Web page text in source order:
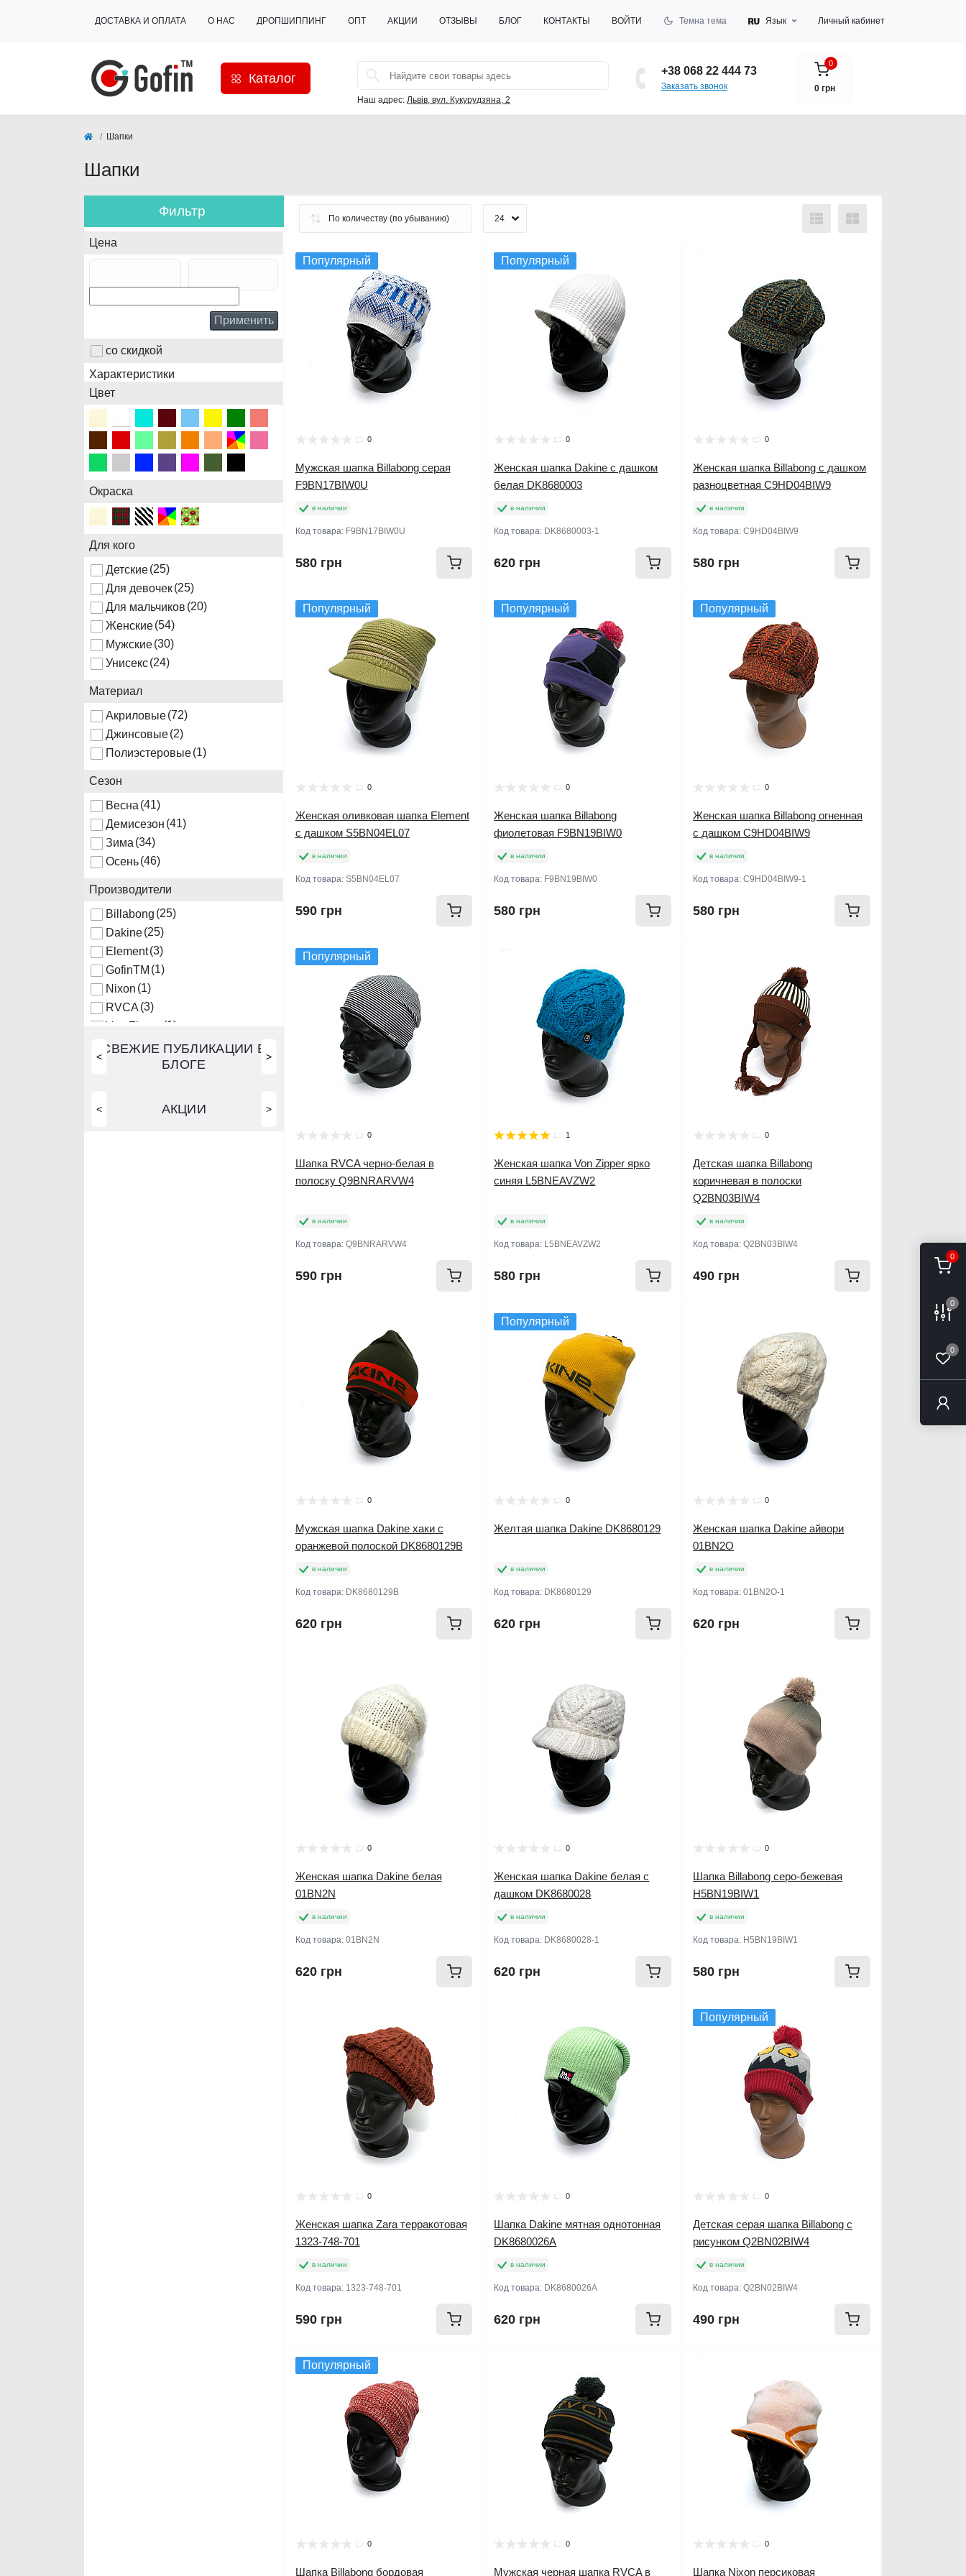
0
0
0
ДОСТАВКА И ОПЛАТА О НАС ДРОПШИППИНГ ОПТ АКЦИИ ОТЗЫВЫ БЛОГ КОНТАКТЫ ВОЙТИ Темна тема Язык Личный кабинет
Каталог
Наш адрес: Львів, вул. Кукурудзяна, 2
+38 068 22 444 73
Заказать звонок
0
0 грн
Шапки
Шапки
Фильтр
Цена
Применить
со скидкой
Характеристики
Цвет
Окраска
Для кого
Детские(25)
Для девочек(25)
Для мальчиков (20)
Женские(54)
Мужские(30)
Унисекс(24)
Материал
Акриловые(72)
Джинсовые(2)
Полиэстеровые(1)
Сезон
Весна (41)
Демисезон (41)
Зима (34)
Осень(46)
Производители
Billabong (25)
Dakine(25)
Element(3)
GofinTM (1)
Nixon (1)
RVCA (3)
Von Zipper
(1)
Zara(16)
СВЕЖИЕ ПУБЛИКАЦИИ В
БЛОГЕ
< >
АКЦИИ
< >
Популярный
0
Мужская шапка Billabong серая
F9BN17BIW0U
в наличии
Код товара: F9BN17BIW0U
580 грн
Популярный
0
Женская шапка Dakine с дашком
белая DK8680003
в наличии
Код товара: DK8680003-1
620 грн
0
Женская шапка Billabong с дашком
разноцветная C9HD04BIW9
в наличии
Код товара:C9HD04BIW9
580 грн
Популярный
0
Женская оливковая шапка Element
с дашком S5BN04EL07
в наличии
Код товара: S5BN04EL07
590 грн
Популярный
0
Женская шапка Billabong
фиолетовая F9BN19BIW0
в наличии
Код товара: F9BN19BIW0
580 грн
Популярный
0
Женская шапка Billabong огненная
с дашком C9HD04BIW9
в наличии
Код товара:C9HD04BIW9-1
580 грн
Популярный
0
Шапка RVCA черно-белая в
полоску Q9BNRARVW4
в наличии
Код товара: Q9BNRARVW4
590 грн
1
Женская шапка Von Zipper ярко
синяя L5BNEAVZW2
в наличии
Код товара: L5BNEAVZW2
580 грн
0
Детская шапка Billabong
коричневая в полоски
Q2BN03BIW4
в наличии
Код товара:Q2BN03BIW4
490 грн
0
Мужская шапка Dakine хаки с
оранжевой полоской DK8680129B
в наличии
Код товара: DK8680129B
620 грн
Популярный
0
Желтая шапка Dakine DK8680129
в наличии
Код товара: DK8680129
620 грн
0
Женская шапка Dakine айвори
01BN2O
в наличии
Код товара:01BN2O-1
620 грн
0
Женская шапка Dakine белая
01BN2N
в наличии
Код товара: 01BN2N
620 грн
0
Женская шапка Dakine белая с
дашком DK8680028
в наличии
Код товара: DK8680028-1
620 грн
0
Шапка Billabong серо-бежевая
H5BN19BIW1
в наличии
Код товара: H5BN19BIW1
580 грн
0
Женская шапка Zara терракотовая
1323-748-701
в наличии
Код товара: 1323-748-701
590 грн
0
Шапка Dakine мятная однотонная
DK8680026A
в наличии
Код товара: DK8680026A
620 грн
Популярный
0
Детская серая шапка Billabong с
рисунком Q2BN02BIW4
в наличии
Код товара:Q2BN02BIW4
490 грн
Популярный
0
Шапка Billabong бордовая
0
Мужская черная шапка RVCA в
0
Шапка Nixon персиковая